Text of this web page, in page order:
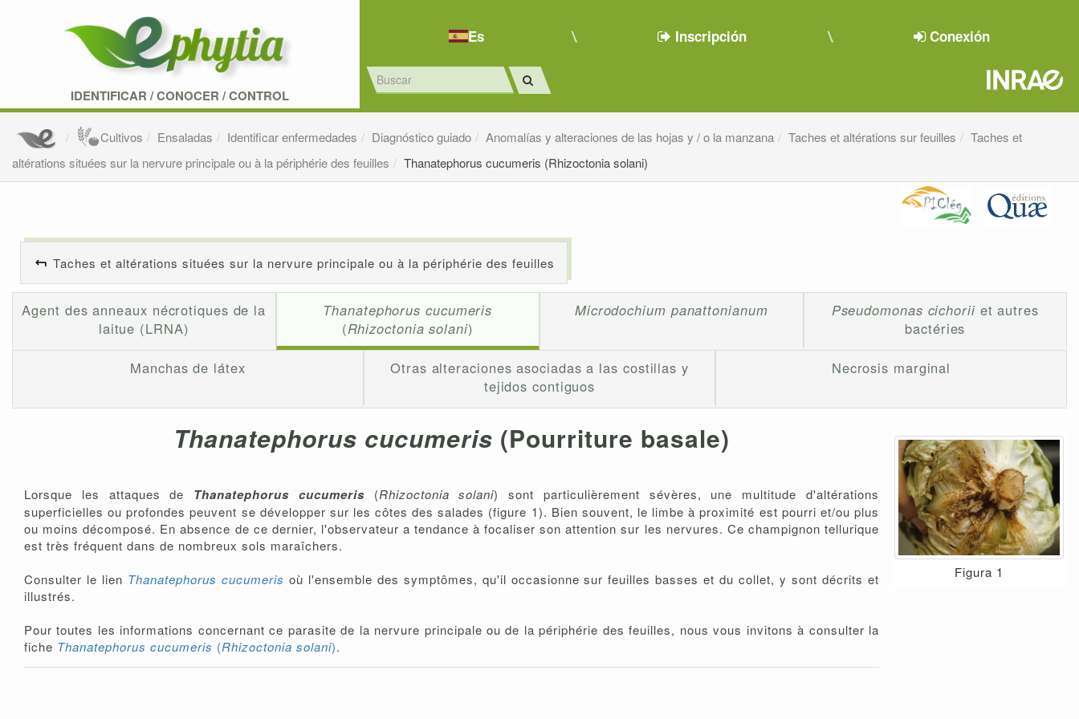
IDENTIFICAR /CONOCER /CONTROL
Es Inscripción Conexión
Cultivos Ensaladas Identificar enfermedades Diagnóstico guiado Anomalías y alteraciones de las hojas y / o la manzana Taches et altérations sur feuilles
Taches et
altérations situées sur la nervure principale ou à la périphérie des feuilles
Thanatephorus cucumeris (Rhizoctonia solani)
Taches et altérations situées sur la nervure principale ou à la périphérie des feuilles
Agent des anneaux nécrotiques de la
laitue (LRNA)
Thanatephorus cucumeris
(Rhizoctonia solani)
Microdochium panattonianum Pseudomonas cichoriiet autres
bactéries
Manchas de látex
Otras alteraciones asociadas a las costillas y
tejidos contiguos
Necrosis marginal
Thanatephorus cucumeris (Pourriture basale)
Lorsque les attaques de Thanatephorus cucumeris(Rhizoctonia solani) sont particulièrement sévères, une multitude d'altérations
superficielles ou profondes peuvent se développer sur les côtes des salades (figure 1). Bien souvent, le limbe à proximité est pourri et/ou plus
ou moins décomposé. En absence de ce dernier, l'observateur a tendance à focaliser son attention sur les nervures. Ce champignon tellurique
est très fréquent dans de nombreux sols maraîchers.
Consulter le lien Thanatephorus cucumeris où l'ensemble des symptômes, qu'il occasionne sur feuilles basses et du collet, y sont décrits et
illustrés.
Pour toutes les informations concernant ce parasite de la nervure principale ou de la périphérie des feuilles, nous vous invitons à consulter la
fiche Thanatephorus cucumeris (Rhizoctonia solani).
Figura 1